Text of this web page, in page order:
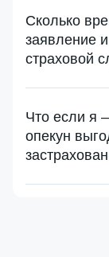
Сколько
заявление
страховой
Что если я
опекун